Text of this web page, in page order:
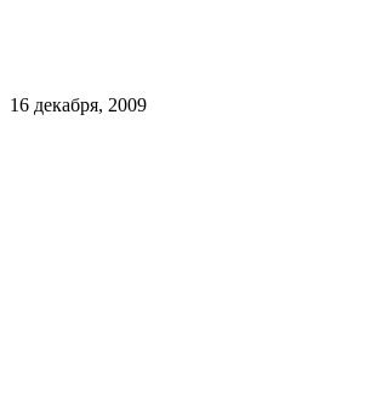
16 декабря, 2009